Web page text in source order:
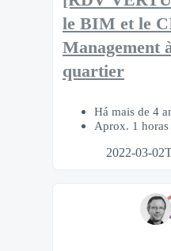
le BIM et le
Management
quartier
Há mais de 4
Aprox. 1
2022-03-